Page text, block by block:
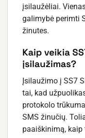
įsilaužėliai.
galimybė perimti
žinutes.
Kaip veikia
įsilaužimas?
Įsilaužimo į SS7
tai, kad
protokolo
SMS žinučių.
paaiškinimą, kaip